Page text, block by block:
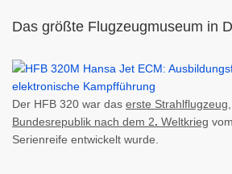
Das größte Flugzeugmuseum in
Der HFB 320 war das erste Strahlflugzeug
Bundesrepublik nach dem 2. Weltkrieg
Serienreife entwickelt wurde.